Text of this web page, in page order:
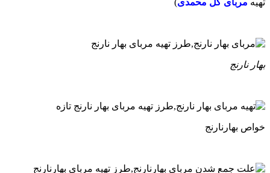
تهیه مربای گل محمدی)
بهار نارنج
خواص بهارنارنج